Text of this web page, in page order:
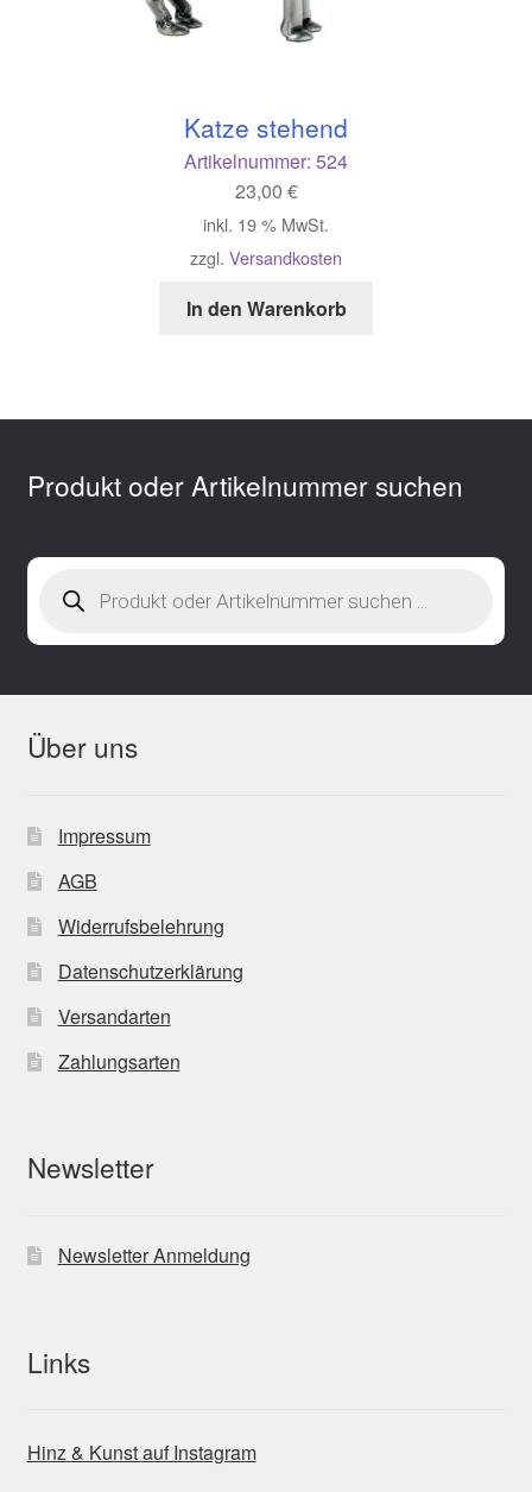
Katze stehend
Artikelnummer: 524
23,00 €
inkl. 19 % MwSt.
zzgl. Versandkosten
In den Warenkorb
Produkt oder Artikelnummer suchen
search
Über uns
Impressum
AGB
Widerrufsbelehrung
Datenschutzerklärung
Versandarten
Zahlungsarten
Newsletter
Newsletter Anmeldung
Links
Hinz & Kunst auf Instagram